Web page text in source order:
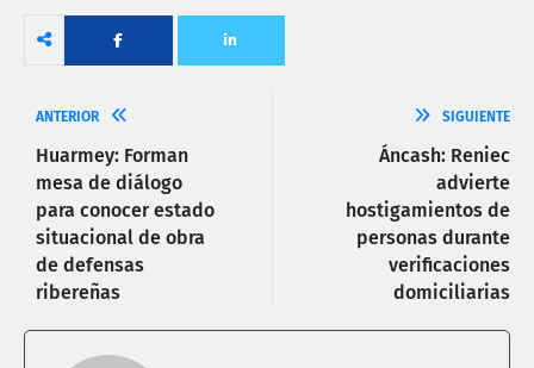
ANTERIOR
Huarmey: Forman
mesa de diálogo
para conocer estado
situacional de obra
de defensas
ribereñas
SIGUIENTE
Áncash: Reniec
advierte
hostigamientos de
personas durante
verificaciones
domiciliarias